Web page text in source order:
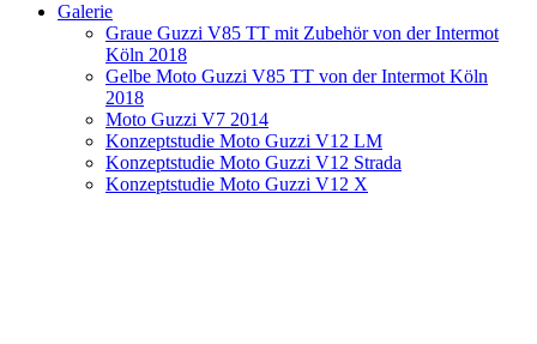
Galerie
Graue Guzzi V85 TT mit Zubehör von der Intermot
Köln 2018
Gelbe Moto Guzzi V85 TT von der Intermot Köln
2018
Moto Guzzi V7 2014
Konzeptstudie Moto Guzzi V12 LM
Konzeptstudie Moto Guzzi V12 Strada
Konzeptstudie Moto Guzzi V12 X